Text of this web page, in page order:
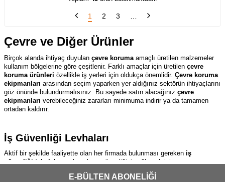
1 2 3
Çevre ve Diğer Ürünler
Birçok alanda ihtiyaç duyulan çevre korumaamaçlı üretilen malzemeler
kullanım bölgelerine göre çeşitlenir. Farklı amaçlar için üretilen çevre
koruma ürünleri özellikle iş yerleri için oldukça önemlidir. Çevre koruma
ekipmanları arasından seçim yaparken yer aldığınız sektörün ihtiyaçlarını
göz önünde bulundurmalısınız. Bu sayede satın alacağınız çevre
ekipmanları verebileceğiniz zararları minimuma indirir ya da tamamen
ortadan kaldırır.
İş Güvenliği Levhaları
Aktif bir şekilde faaliyette olan her firmada bulunması gereken iş
güvenliği tabelaları
çalışanların güvenliğini sağlamak için uyarı ve
yasakları belirler. Bu amaçla üretilen
uyarı levhalarıfarklı başlıklar altında
Emniyet işaretlerifirmada bulunduğu departman fark
E-BÜLTEN ABONELİĞİ